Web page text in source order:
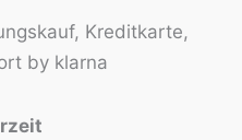
Kreditkarte,
by klarna